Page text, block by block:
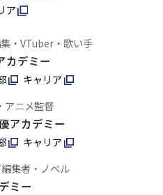
ア
・VTuber・歌い手
カデミー
キャリア
アニメ監督
アカデミー
キャリア
集者・ノベル
ミー